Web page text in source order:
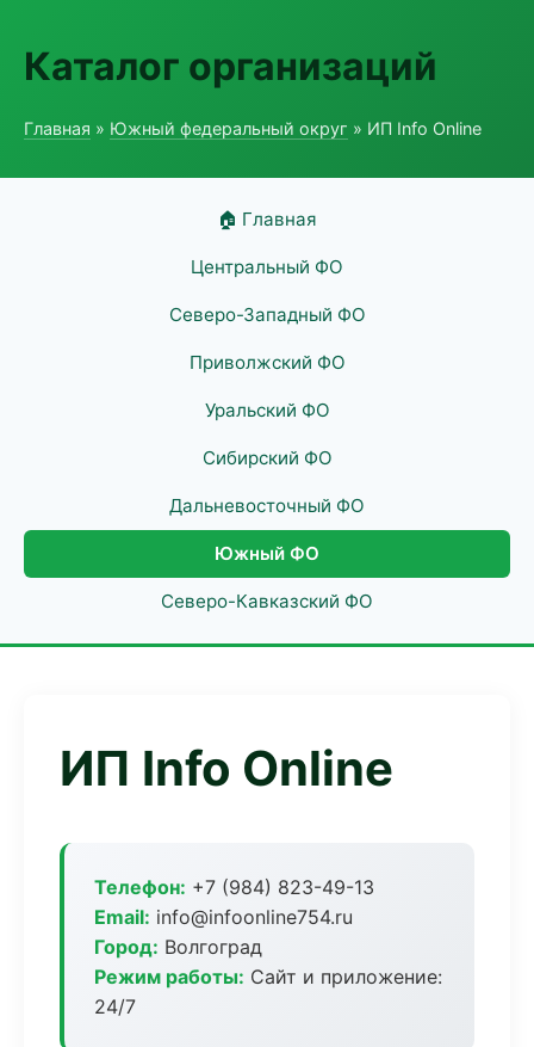
Каталог организаций
Главная » Южный федеральный округ » ИП Info Online
🏠 Главная
Центральный ФО
Северо-Западный ФО
Приволжский ФО
Уральский ФО
Сибирский ФО
Дальневосточный ФО
Южный ФО
Северо-Кавказский ФО
ИП Info Online
Телефон: +7 (984) 823-49-13
Email: info@infoonline754.ru
Город: Волгоград
Режим работы: Сайт и приложение:
24/7